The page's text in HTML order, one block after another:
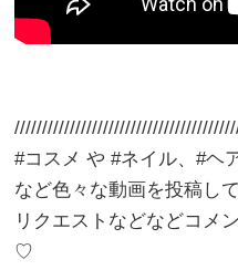
#コスメ や #ネイル、#ヘ
など色々な動画を投稿し
リクエストなどなどコメ
♡